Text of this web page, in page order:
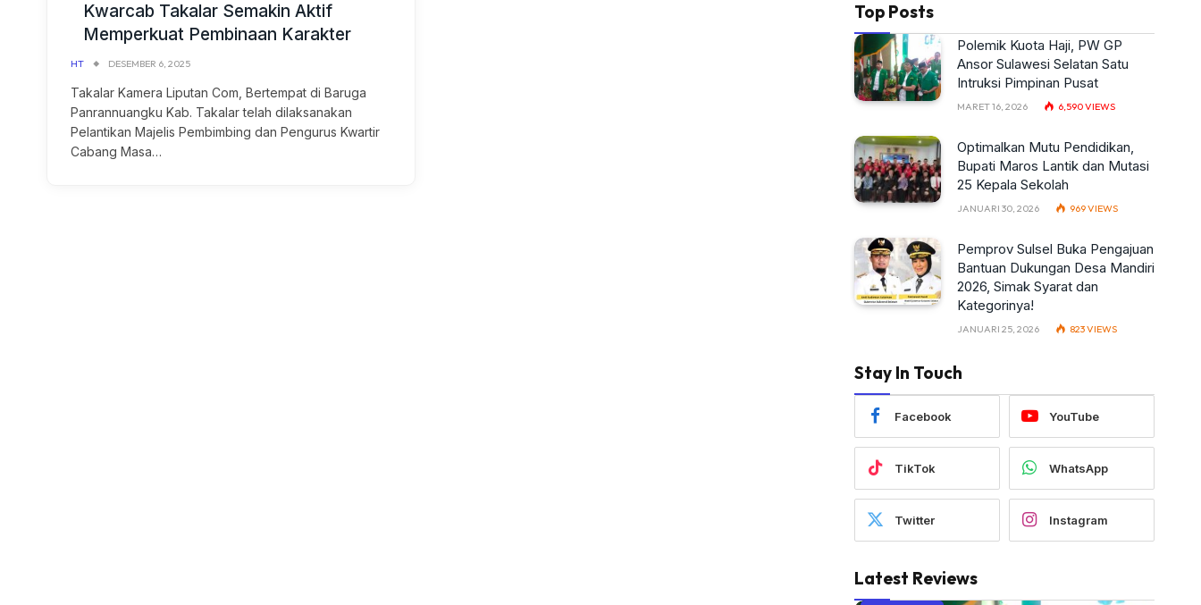
Kwarcab Takalar Semakin Aktif
Memperkuat Pembinaan Karakter
HT DESEMBER 6, 2025
Takalar Kamera Liputan Com, Bertempat di Baruga
Panrannuangku Kab. Takalar telah dilaksanakan
Pelantikan Majelis Pembimbing dan Pengurus Kwartir
Cabang Masa…
Top Posts
Polemik Kuota Haji, PW GP
Ansor Sulawesi Selatan Satu
Intruksi Pimpinan Pusat
MARET 16, 2026 6,590VIEWS
Optimalkan Mutu Pendidikan,
Bupati Maros Lantik dan Mutasi
25 Kepala Sekolah
JANUARI 30, 2026 969VIEWS
Pemprov Sulsel Buka Pengajuan
Bantuan Dukungan Desa Mandiri
2026, Simak Syarat dan
Kategorinya!
JANUARI 25, 2026 823VIEWS
Stay In Touch
Facebook YouTube
TikTok WhatsApp
Twitter Instagram
Latest Reviews